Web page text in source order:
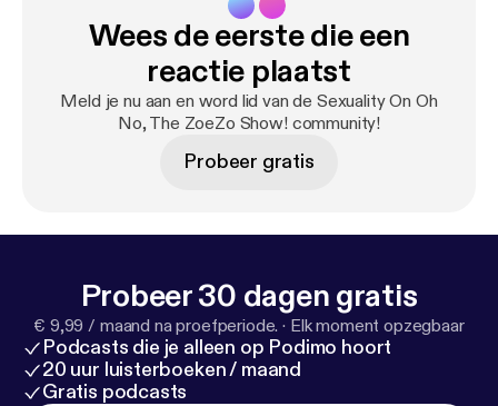
Wees de eerste die een
reactie plaatst
Meld je nu aan en word lid van de Sexuality On Oh
No, The ZoeZo Show! community!
Probeer gratis
Probeer 30 dagen gratis
€ 9,99 / maand na proefperiode. · Elk moment opzegbaar
Podcasts die je alleen op Podimo hoort
20 uur luisterboeken / maand
Gratis podcasts